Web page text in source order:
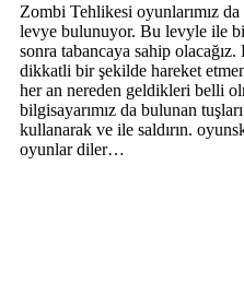
Zombi Tehlikesi oyunlarımız
levye bulunuyor. Bu levyle ile
sonra tabancaya sahip
dikkatli bir şekilde hareket
her an nereden geldikleri belli
bilgisayarımız da bulunan
kullanarak ve ile saldırın.
oyunlar diler…